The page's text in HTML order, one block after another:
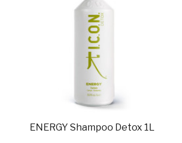
ENERGY Shampoo Detox 1L